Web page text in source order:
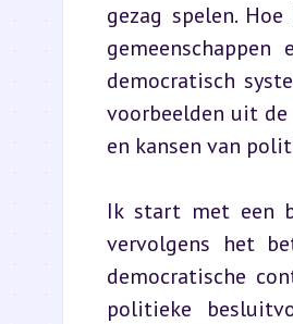
gezag spelen.
democratisch
voorbeelden uit
en kansen van
Ik start met een
vervolgens het
democratische
politieke